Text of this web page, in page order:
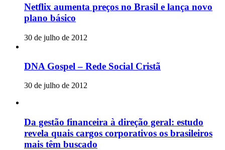
Netflix aumenta preços no Brasil e lança novo
plano básico
30 de julho de 2012
DNA Gospel – Rede Social Cristã
30 de julho de 2012
Da gestão financeira à direção geral: estudo
revela quais cargos corporativos os brasileiros
mais têm buscado